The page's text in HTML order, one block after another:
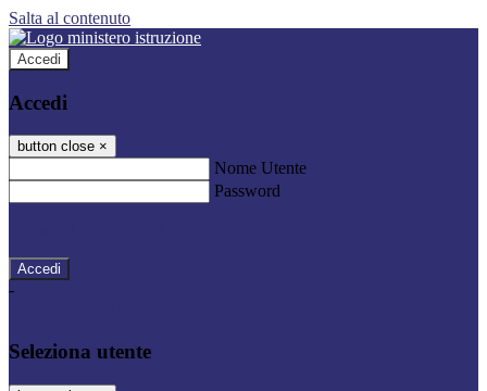
Salta al contenuto
Accedi
Accedi
button close ×
Nome Utente
Password
-
Seleziona utente